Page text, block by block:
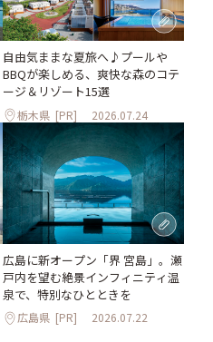
自由気ままな夏旅へ♪プールや
BBQが楽しめる、爽快な森のコテ
ージ＆リゾート15選
栃木県 [PR] 2026.07.24
広島に新オープン「界 宮島」。瀬
戸内を望む絶景インフィニティ温
泉で、特別なひとときを
広島県 [PR] 2026.07.22